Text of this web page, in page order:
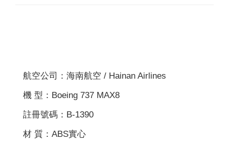
航空公司：海南航空 / Hainan Airlines
機 型：Boeing 737 MAX8
註冊號碼：B-1390
材 質：ABS實心